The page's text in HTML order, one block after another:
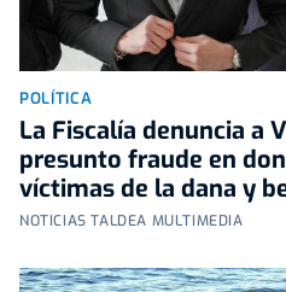
POLÍTICA
La Fiscalía denuncia a
presunto fraude en
víctimas de la dana y
NOTICIAS TALDEA MULTIMEDIA